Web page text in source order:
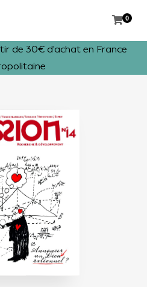
0
de 30€ d'achat en France